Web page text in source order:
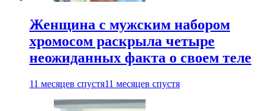
Женщина с мужским набором
хромосом раскрыла четыре
неожиданных факта о своем теле
11 месяцев спустя11 месяцев спустя